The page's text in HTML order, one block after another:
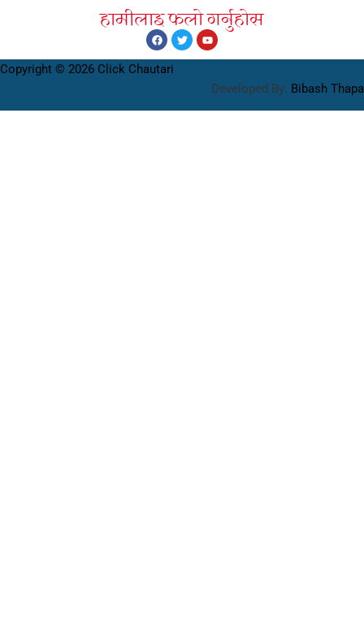
हामीलाइ फलाे गर्नुहाेस
Copyright © 2026 Click Chautari
Developed By: Bibash Thapa